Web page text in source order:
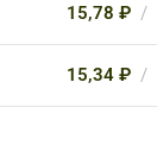
15,78 ₽
15,34 ₽